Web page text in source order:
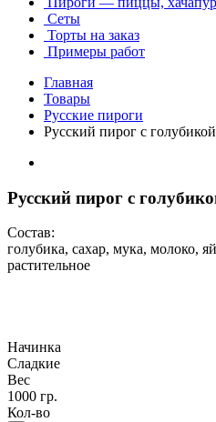
Сеты
Торты на заказ
Примеры работ
Главная
Товары
Русские пироги
Русский пирог с голубикой
Русский пирог с
Состав:
голубика, сахар, мука, молоко,
растительное
Начинка
Сладкие
Вес
1000 гр.
Кол-во